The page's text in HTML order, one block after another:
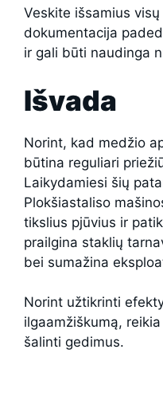
Veskite išsamius
dokumentacija
ir gali būti naudinga
Išvada
Norint, kad medžio
būtina reguliari
Laikydamiesi šių
Plokšiastaliso
tikslius pjūvius ir
prailgina staklių
bei sumažina
Norint užtikrinti
ilgaamžiškumą,
šalinti gedimus.